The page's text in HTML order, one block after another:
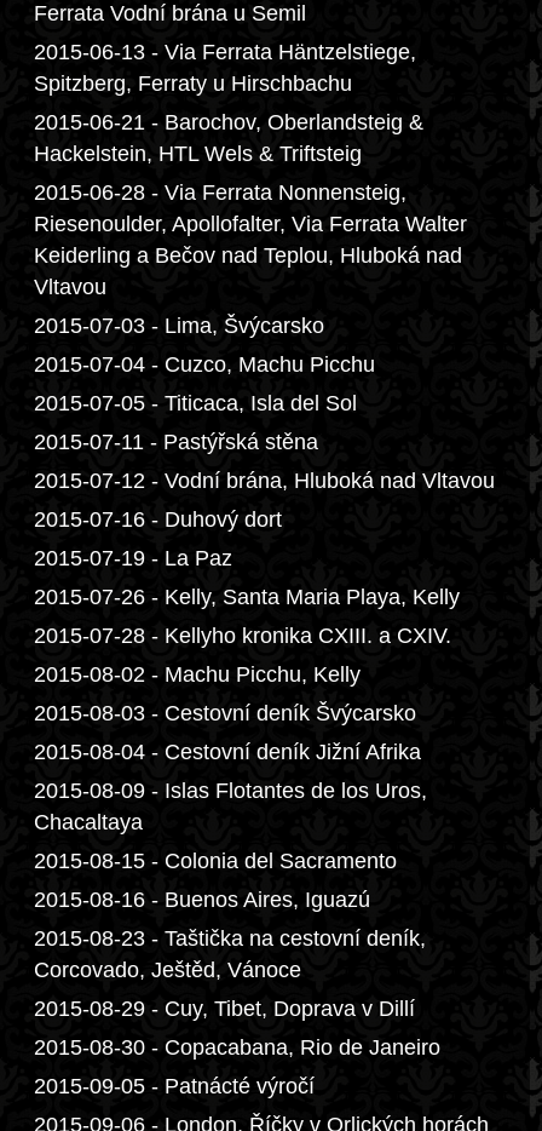
Ferrata Vodní brána u Semil
2015-06-13 - Via Ferrata Häntzelstiege,
Spitzberg, Ferraty u Hirschbachu
2015-06-21 - Barochov, Oberlandsteig &
Hackelstein, HTL Wels & Triftsteig
2015-06-28 - Via Ferrata Nonnensteig,
Riesenoulder, Apollofalter, Via Ferrata Walter
Keiderling a Bečov nad Teplou, Hluboká nad
Vltavou
2015-07-03 - Lima, Švýcarsko
2015-07-04 - Cuzco, Machu Picchu
2015-07-05 - Titicaca, Isla del Sol
2015-07-11 - Pastýřská stěna
2015-07-12 - Vodní brána, Hluboká nad Vltavou
2015-07-16 - Duhový dort
2015-07-19 - La Paz
2015-07-26 - Kelly, Santa Maria Playa, Kelly
2015-07-28 - Kellyho kronika CXIII. a CXIV.
2015-08-02 - Machu Picchu, Kelly
2015-08-03 - Cestovní deník Švýcarsko
2015-08-04 - Cestovní deník Jižní Afrika
2015-08-09 - Islas Flotantes de los Uros,
Chacaltaya
2015-08-15 - Colonia del Sacramento
2015-08-16 - Buenos Aires, Iguazú
2015-08-23 - Taštička na cestovní deník,
Corcovado, Ještěd, Vánoce
2015-08-29 - Cuy, Tibet, Doprava v Dillí
2015-08-30 - Copacabana, Rio de Janeiro
2015-09-05 - Patnácté výročí
2015-09-06 - London, Říčky v Orlických horách